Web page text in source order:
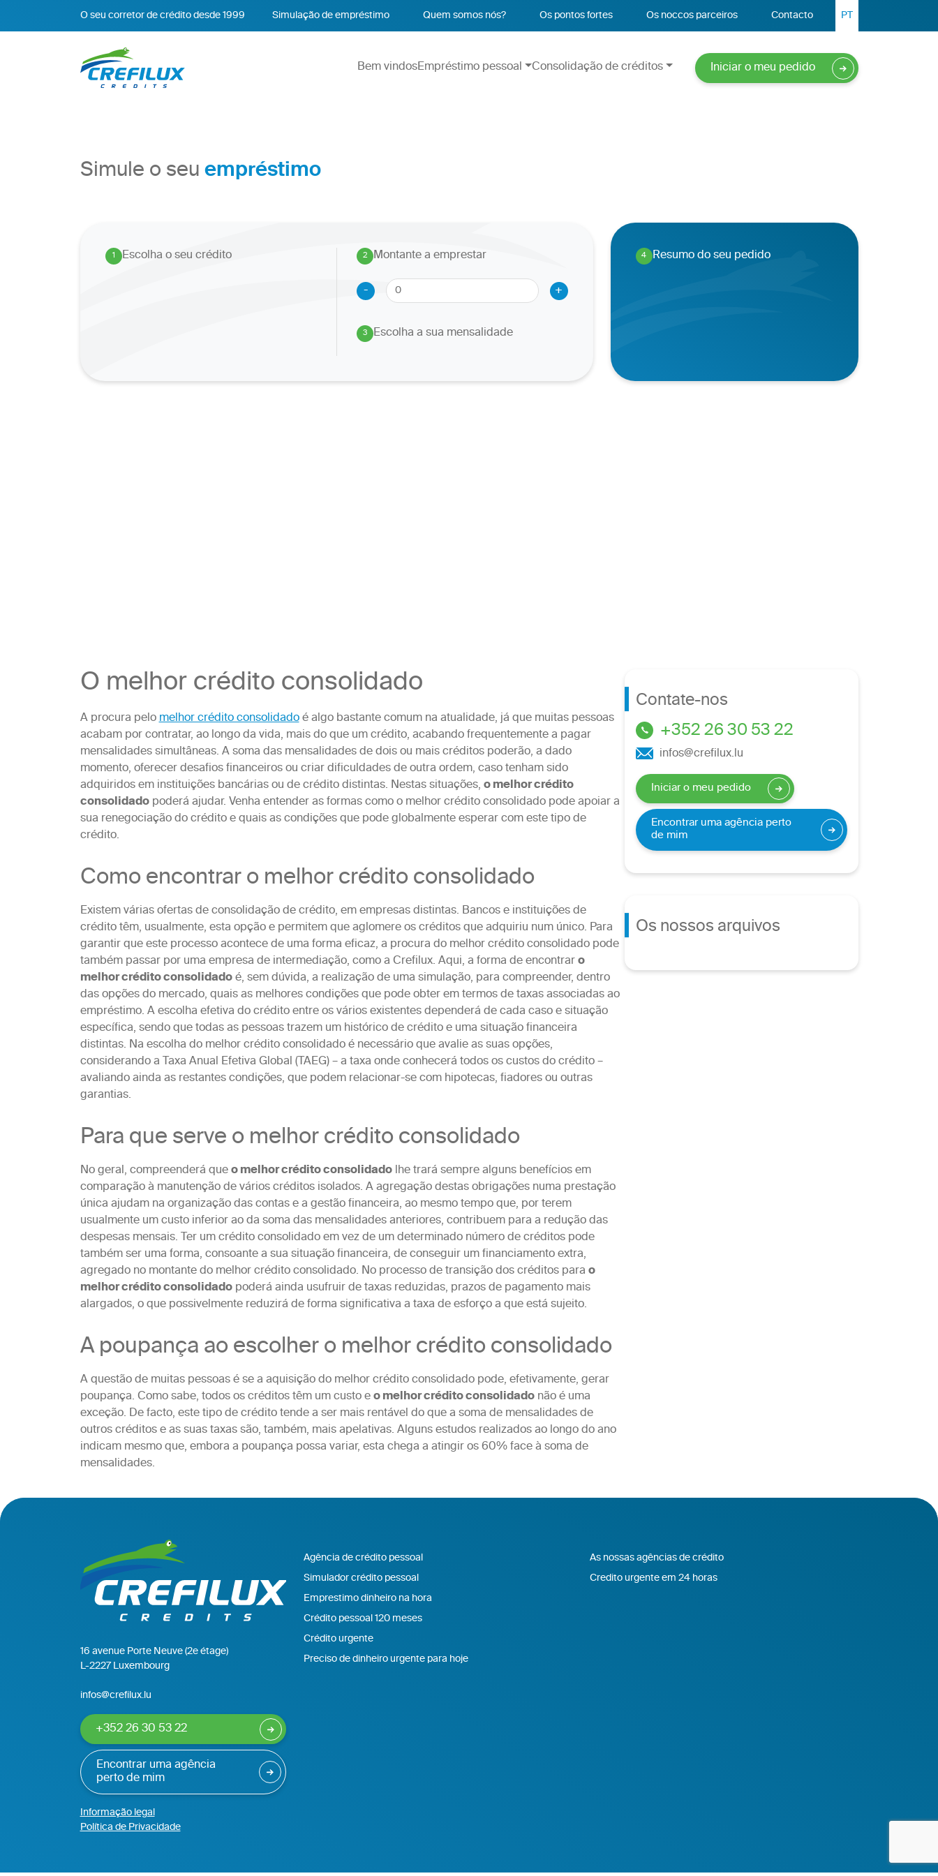
O seu corretor de crédito desde 1999 Simulação de empréstimo Quem somos nós? Os pontos fortes Os noccos parceiros Contacto PT
Bem vindosEmpréstimo pessoal Consolidação de créditos Iniciar o meu pedido
Simule o seuempréstimo
1. Escolha o seu crédito 2
.
Montante a emprestar
-
+
3
. Escolha a sua mensalidade
4
. Resumo do seu pedido
O melhor crédito consolidado
A procura pelomelhor crédito consolidadoé algo bastante comum na atualidade, já que muitas pessoas
acabam por contratar, ao longo da vida, mais do que um crédito, acabando frequentemente a pagar
mensalidades simultâneas. A soma das mensalidades de dois ou mais créditos poderão, a dado
momento, oferecer desafios financeiros ou criar dificuldades de outra ordem, caso tenham sido
adquiridos em instituições bancárias ou de crédito distintas. Nestas situações,o melhor crédito
consolidadopoderá ajudar. Venha entender as formas como o melhor crédito consolidado pode apoiar a
sua renegociação do crédito e quais as condições que pode globalmente esperar com este tipo de
crédito.
Como encontrar o melhor crédito consolidado
Existem várias ofertas de consolidação de crédito, em empresas distintas. Bancos e instituições de
crédito têm, usualmente, esta opção e permitem que aglomere os créditos que adquiriu num único. Para
garantir que este processo acontece de uma forma eficaz, a procura do melhor crédito consolidado pode
também passar por uma empresa de intermediação, como a Crefilux. Aqui, a forma de encontraro
melhor crédito consolidadoé, sem dúvida, a realização de uma simulação, para compreender, dentro
das opções do mercado, quais as melhores condições que pode obter em termos de taxas associadas ao
empréstimo. A escolha efetiva do crédito entre os vários existentes dependerá de cada caso e situação
específica, sendo que todas as pessoas trazem um histórico de crédito e uma situação financeira
distintas. Na escolha do melhor crédito consolidado é necessário que avalie as suas opções,
considerando a Taxa Anual Efetiva Global (TAEG) – a taxa onde conhecerá todos os custos do crédito –
avaliando ainda as restantes condições, que podem relacionar-se com hipotecas, fiadores ou outras
garantias.
Para que serve o melhor crédito consolidado
No geral, compreenderá queo melhor crédito consolidadolhe trará sempre alguns benefícios em
comparação à manutenção de vários créditos isolados. A agregação destas obrigações numa prestação
única ajudam na organização das contas e a gestão financeira, ao mesmo tempo que, por terem
usualmente um custo inferior ao da soma das mensalidades anteriores, contribuem para a redução das
despesas mensais. Ter um crédito consolidado em vez de um determinado número de créditos pode
também ser uma forma, consoante a sua situação financeira, de conseguir um financiamento extra,
agregado no montante do melhor crédito consolidado. No processo de transição dos créditos parao
melhor crédito consolidadopoderá ainda usufruir de taxas reduzidas, prazos de pagamento mais
alargados, o que possivelmente reduzirá de forma significativa a taxa de esforço a que está sujeito.
A poupança ao escolher o melhor crédito consolidado
A questão de muitas pessoas é se a aquisição do melhor crédito consolidado pode, efetivamente, gerar
poupança. Como sabe, todos os créditos têm um custo eo melhor crédito consolidadonão é uma
exceção. De facto, este tipo de crédito tende a ser mais rentável do que a soma de mensalidades de
outros créditos e as suas taxas são, também, mais apelativas. Alguns estudos realizados ao longo do ano
indicam mesmo que, embora a poupança possa variar, esta chega a atingir os 60% face à soma de
mensalidades.
Contate-nos
+352 26 30 53 22
infos@crefilux.lu
Iniciar o meu pedido
Encontrar uma agência perto
de mim
Os nossos arquivos
16 avenue Porte Neuve (2e étage)
L-2227 Luxembourg
infos@crefilux.lu
+352 26 30 53 22
Encontrar uma agência
perto de mim
Informação legal
Política de Privacidade
Agência de crédito pessoal
Simulador crédito pessoal
Emprestimo dinheiro na hora
Crédito pessoal 120 meses
Crédito urgente
Preciso de dinheiro urgente para hoje
As nossas agências de crédito
Credito urgente em 24 horas